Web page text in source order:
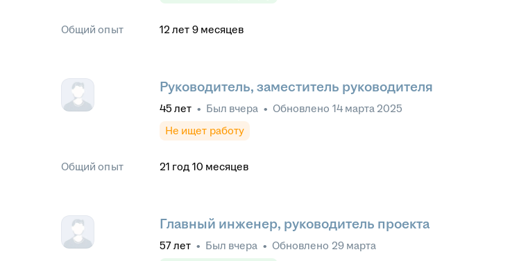
Общий опыт 12 лет 9 месяцев
Руководитель, заместитель руководителя
45 лет • Был вчера • Обновлено 14 марта 2025
Не ищет работу
Общий опыт 21 год 10 месяцев
Главный инженер, руководитель проекта
57лет • Был вчера • Обновлено 29 марта